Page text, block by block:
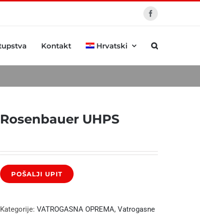
Facebook
Kontakt Hrvatski
Rosenbauer UHPS
Kategorije: VATROGASNA OPREMA, Vatrogasne